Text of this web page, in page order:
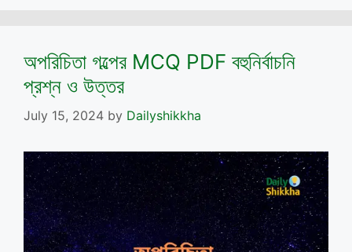
অপরিচিতা গল্পের MCQ PDF বহুনির্বাচনি
প্রশ্ন ও উত্তর
July 15, 2024 by Dailyshikkha